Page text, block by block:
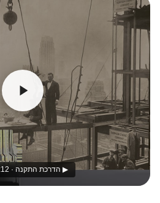
▶ הדרכת התקנה · 4:12 דקות